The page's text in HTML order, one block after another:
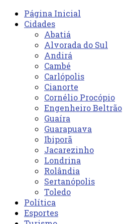
Página Inicial
Cidades
Abatiá
Alvorada do Sul
Andirá
Cambé
Carlópolis
Cianorte
Cornélio Procópio
Engenheiro Beltrão
Guaíra
Guarapuava
Ibiporã
Jacarezinho
Londrina
Rolândia
Sertanópolis
Toledo
Política
Esportes